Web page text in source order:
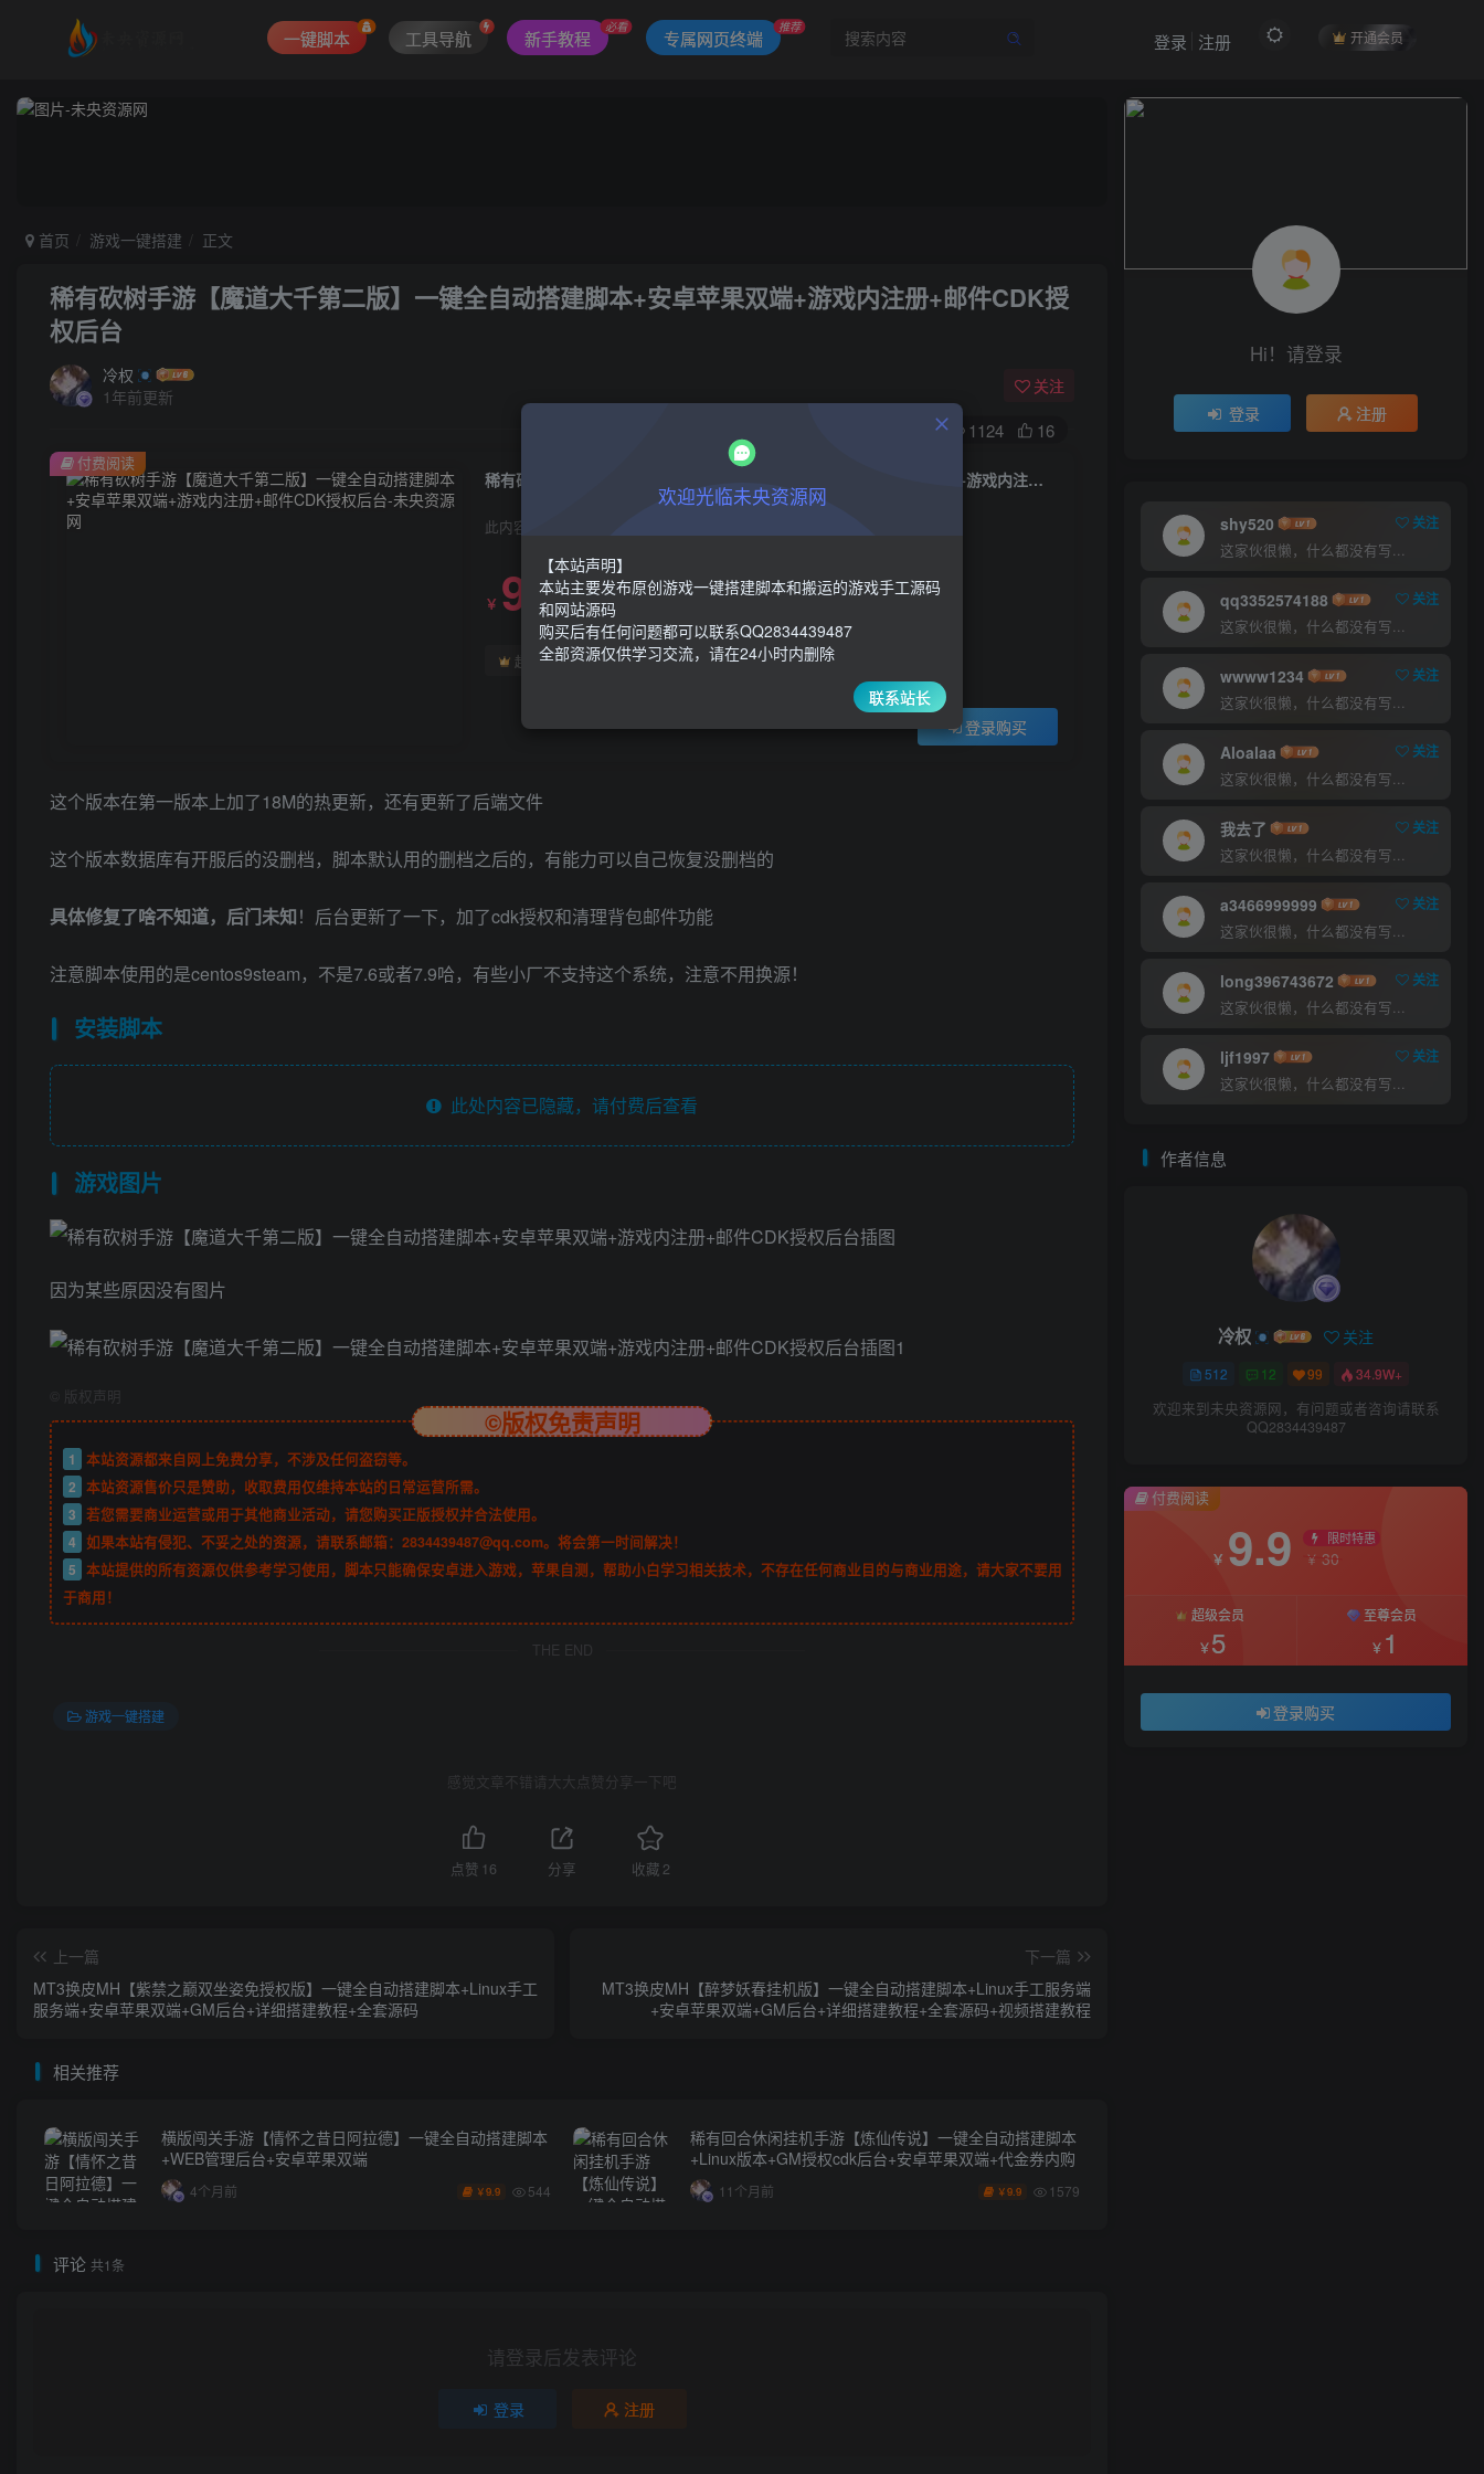
一键脚本 工具导航 新手教程
必看
专属网页终端
推荐
开通会员
登录 注册
首页 游戏一键搭建 正文
稀有砍树手游【魔道大千第二版】一键全自动搭建脚本+安卓苹果双端+游戏内注册+邮件CDK授
权后台
冷权
1年前更新
关注
1124 16
稀有砍树手游【魔道大千第二版】一键全自动搭建脚本+安卓苹果双端+游戏内注册+邮件CDK授权后台
此内容为付费阅读，请付费后查看
￥ 9.9 限时特惠
￥30
超级会员￥5 至尊会员￥ 1
登录购买
付费阅读
这个版本在第一版本上加了18M的热更新，还有更新了后端文件
这个版本数据库有开服后的没删档，脚本默认用的删档之后的，有能力可以自己恢复没删档的
具体修复了啥不知道，后门未知！后台更新了一下，加了cdk授权和清理背包邮件功能
注意脚本使用的是centos9steam，不是7.6或者7.9哈，有些小厂不支持这个系统，注意不用换源！
安装脚本
此处内容已隐藏，请付费后查看
游戏图片
因为某些原因没有图片
版权声明
©版权免责声明
1
本站资源都来自网上免费分享，不涉及任何盗窃等。
2 本站资源售价只是赞助，收取费用仅维持本站的日常运营所需。
3 若您需要商业运营或用于其他商业活动，请您购买正版授权并合法使用。
4 如果本站有侵犯、不妥之处的资源，请联系邮箱：2834439487@qq.com。将会第一时间解决！
5 本站提供的所有资源仅供参考学习使用，脚本只能确保安卓进入游戏，苹果自测，帮助小白学习相关技术，不存在任何商业目的与商业用途，请大家不要用
于商用！
THE END
游戏一键搭建
感觉文章不错请大大点赞分享一下吧
点赞 16 分享 收藏2
上一篇
MT3换皮MH【紫禁之巅双坐姿免授权版】一键全自动搭建脚本+Linux手工
服务端+安卓苹果双端+GM后台+详细搭建教程+全套源码
下一篇
MT3换皮MH【醉梦妖春挂机版】一键全自动搭建脚本+Linux手工服务端
+安卓苹果双端+GM后台+详细搭建教程+全套源码+视频搭建教程
相关推荐
横版闯关手游【情怀之昔日阿拉德】一键全自动搭建脚本
+WEB管理后台+安卓苹果双端
4个月前 ￥9.9 544
稀有回合休闲挂机手游【炼仙传说】一键全自动搭建脚本
+Linux版本+GM授权cdk后台+安卓苹果双端+代金券内购
11个月前 ￥9.9 1579
评论 共1条
请登录后发表评论
登录 注册
欢迎来到未央资源网，有问题或者咨询请联系
9.9 ￥
￥
5
￥
1
登录购买
Hi！请登录
登录 注册
shy520
关注
这家伙很懒，什么都没有写...
qq3352574188
关注
这家伙很懒，什么都没有写...
wwww1234
关注
这家伙很懒，什么都没有写...
Aloalaa
关注
这家伙很懒，什么都没有写...
我去了
关注
这家伙很懒，什么都没有写...
a3466999999
关注
这家伙很懒，什么都没有写...
long396743672
关注
这家伙很懒，什么都没有写...
ljf1997
关注
这家伙很懒，什么都没有写...
作者信息
冷权 关注
512 12 99 34.9W+
欢迎来到未央资源网，有问题或者咨询请联系
QQ2834439487
付费阅读
￥ 9.9 限时特惠
￥ 30
超级会员
￥5
至尊会员
￥ 1
登录购买
欢迎光临未央资源网
【本站声明】
本站主要发布原创游戏一键搭建脚本和搬运的游戏手工源码
和网站源码
购买后有任何问题都可以联系QQ2834439487
全部资源仅供学习交流，请在24小时内删除
联系站长